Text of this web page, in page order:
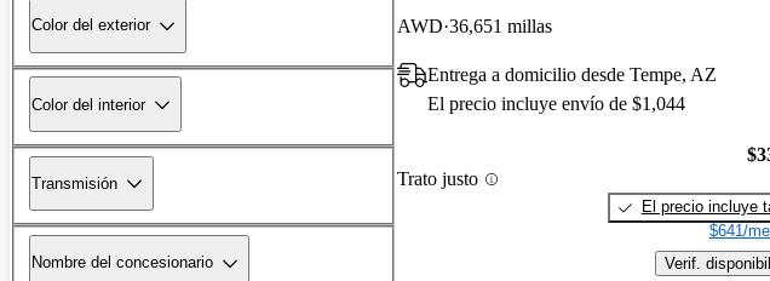
Color del exterior
Color del interior
Transmisión
Nombre del concesionario
AWD 36,651 millas
Entrega a domicilio desde Tempe, AZ
El precio incluye envío de $1,044
Trato justo
El precio incluye
$641/
Verif.